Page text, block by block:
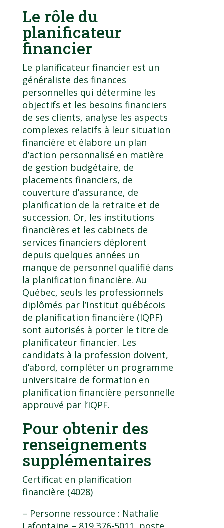
Le rôle du
planificateur
financier
Le planificateur financier est un
généraliste des finances
personnelles qui détermine les
objectifs et les besoins financiers
de ses clients, analyse les aspects
complexes relatifs à leur situation
financière et élabore un plan
d’action personnalisé en matière
de gestion budgétaire, de
placements financiers, de
couverture d’assurance, de
planification de la retraite et de
succession. Or, les institutions
financières et les cabinets de
services financiers déplorent
depuis quelques années un
manque de personnel qualifié dans
la planification financière. Au
Québec, seuls les professionnels
diplômés par l’Institut québécois
de planification financière (IQPF)
sont autorisés à porter le titre de
planificateur financier. Les
candidats à la profession doivent,
d’abord, compléter un programme
universitaire de formation en
planification financière personnelle
approuvé par l’IQPF.
Pour obtenir des
renseignements
supplémentaires
Certificat en planification
financière (4028)
– Personne ressource : Nathalie